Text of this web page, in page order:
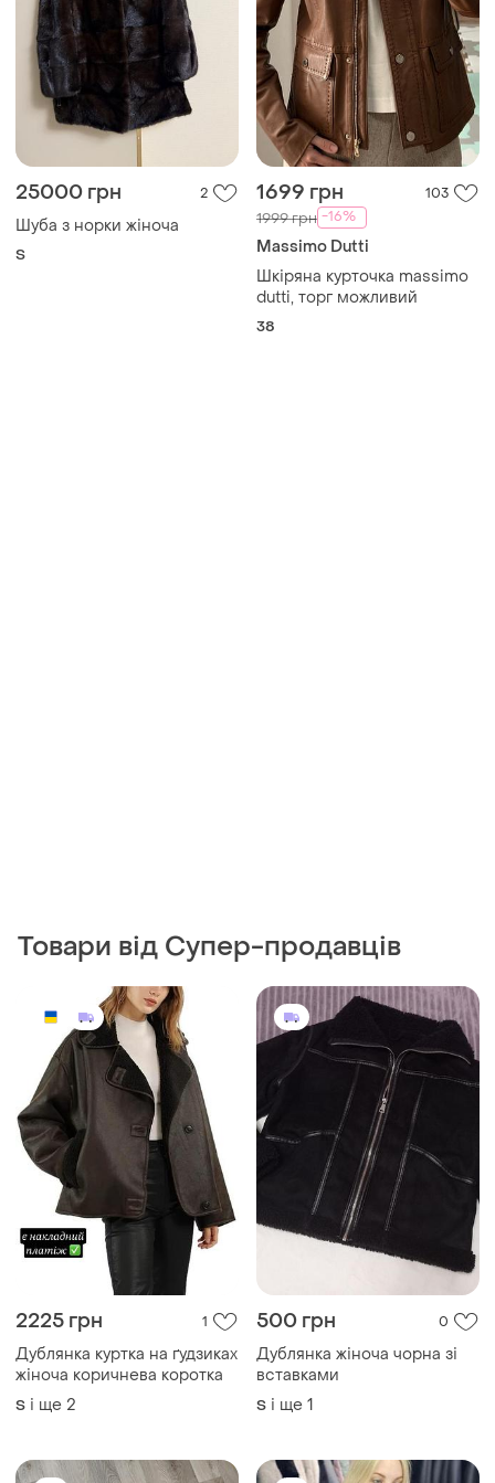
25000 грн 2
Шуба з норки жіноча
S
1699 грн 103
1999 грн -16%
Massimo Dutti
Шкіряна курточка massimo
dutti, торг можливий
38
Товари від Супер-продавців
2225 грн 1
Дублянка куртка на ґудзиках
жіноча коричнева коротка
S і ще 2
500 грн 0
Дублянка жіноча чорна зі
вставками
S і ще 1